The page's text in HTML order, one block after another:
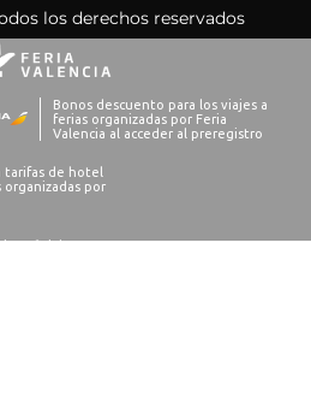
los derechos reservados